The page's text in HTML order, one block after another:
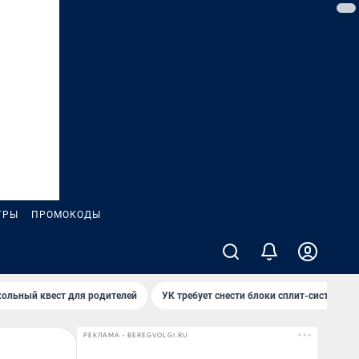
ПРОМОКОДЫ
квест для родителей УК требует снести блоки сплит-систем
РЕКЛАМА • BEREGVOLGI.RU